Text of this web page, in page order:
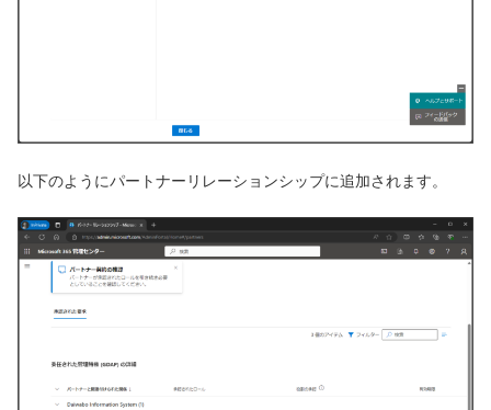
以下のようにパートナーリレーションシップに追加されます。